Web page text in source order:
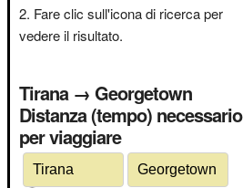
Fare clic sull'icona di ricerca per
vedere il risultato.
Tirana → Georgetown
Distanza (tempo) necessario
per viaggiare